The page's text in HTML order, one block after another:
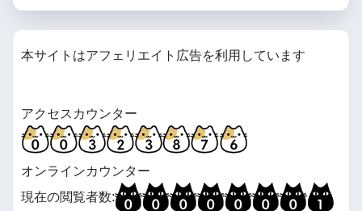
本サイトはアフェリエイト広告を利用しています
アクセスカウンター
オンラインカウンター
現在の閲覧者数: